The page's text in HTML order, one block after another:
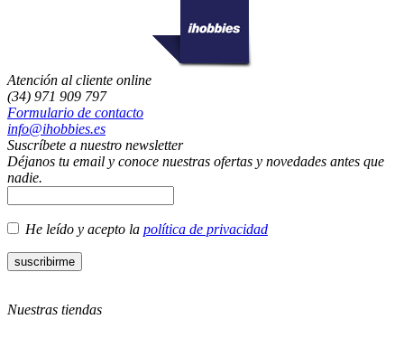
Atención al cliente online
(34) 971 909 797
Formulario de contacto
info@ihobbies.es
Suscríbete a nuestro newsletter
Déjanos tu email y conoce nuestras ofertas y novedades antes que
nadie.
He leído y acepto la política de privacidad
Nuestras tiendas